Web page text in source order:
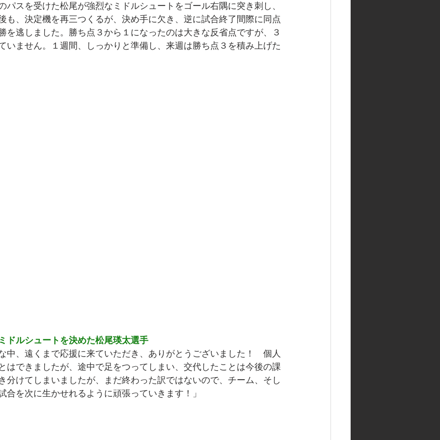
パスを受けた松尾が強烈なミドルシュートをゴール右隅に突き刺し、
も、決定機を再三つくるが、決め手に欠き、逆に試合終了間際に同点
を逃しました。勝ち点３から１になったのは大きな反省点ですが、３
いません。１週間、しっかりと準備し、来週は勝ち点３を積み上げた
ドルシュートを決めた松尾瑛太選手
中、遠くまで応援に来ていただき、ありがとうございました！　個人
はできましたが、途中で足をつってしまい、交代したことは今後の課
分けてしまいましたが、まだ終わった訳ではないので、チーム、そし
合を次に生かせれるように頑張っていきます！」